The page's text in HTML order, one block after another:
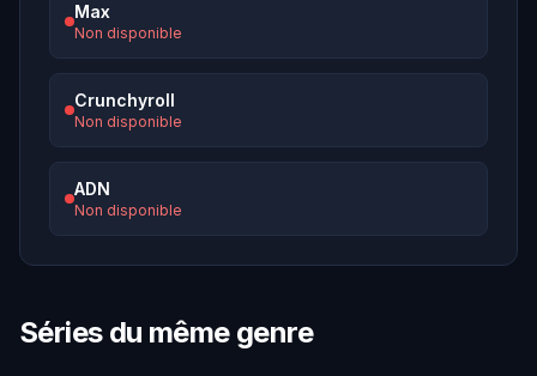
Max
Non disponible
Crunchyroll
Non disponible
ADN
Non disponible
Séries du même genre